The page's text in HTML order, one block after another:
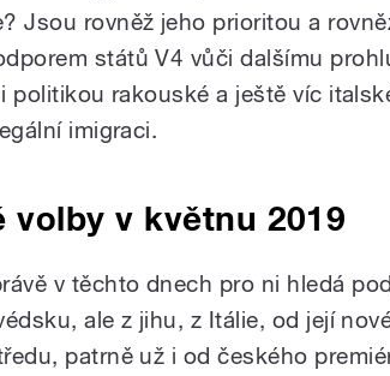
Jsou rovněž jeho prioritou a
států V4 vůči dalšímu
politikou rakouské a ještě víc
imigraci.
volby v květnu 2019
v těchto dnech pro ni hledá
ale z jihu, z Itálie, od její
patrně už i od českého